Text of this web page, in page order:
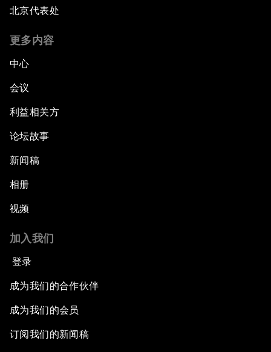
北京代表处
更多内容
中心
会议
利益相关方
论坛故事
新闻稿
相册
视频
加入我们
登录
成为我们的合作伙伴
成为我们的会员
订阅我们的新闻稿